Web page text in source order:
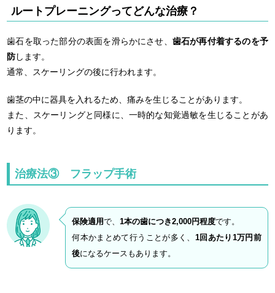
ルートプレーニングってどんな治療？
歯石を取った部分の表面を滑らかにさせ、 歯石が再付着するのを予
防します。
通常、スケーリングの後に行われます。
歯茎の中に器具を入れるため、痛みを生じることがあります。
また、スケーリングと同様に、一時的な知覚過敏を生じることがあ
ります。
治療法③ フラップ手術
保険適用で、1本の歯につき2,000円程度です。
何本かまとめて行うことが多く、 1回あたり1万円前
後になるケースもあります。